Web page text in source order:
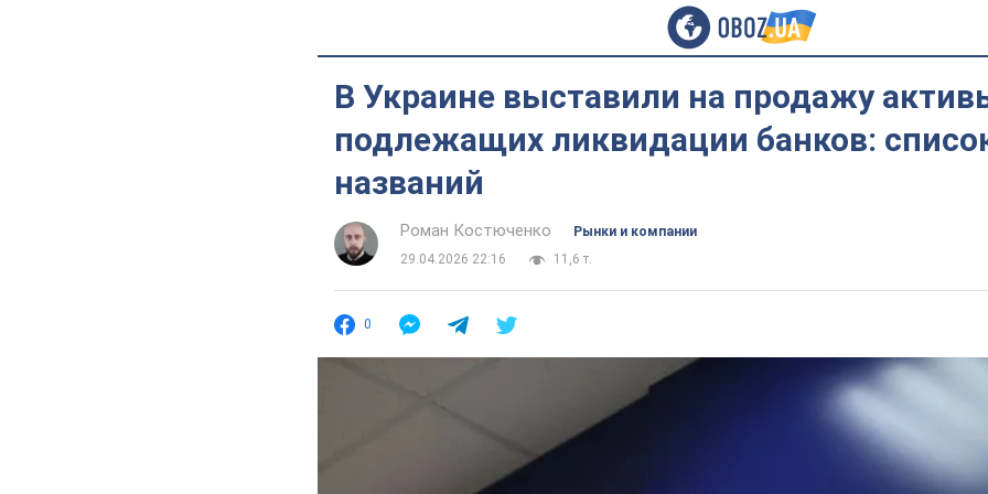
В Украине выставили на продажу
подлежащих ликвидации банков:
названий
Роман Костюченко
Рынки и компании
29.04.2026 22:16
11,6 т.
0